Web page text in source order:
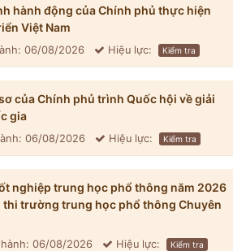
hành động của Chính phủ thực hiện
Việt Nam
06/08/2026 Hiệu lực: Kiểm tra
của Chính phủ trình Quốc hội về giải
gia
06/08/2026 Hiệu lực: Kiểm tra
nghiệp trung học phổ thông năm 2026
trường trung học phổ thông Chuyên
hành: 06/08/2026 Hiệu lực: Kiểm tra